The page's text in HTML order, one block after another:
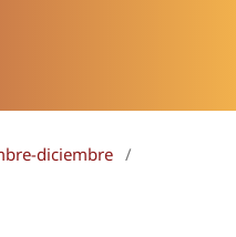
diciembre /